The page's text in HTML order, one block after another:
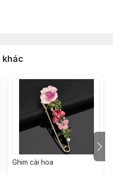
khác
Ghim cài hoa